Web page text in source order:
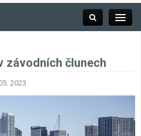
Závodní série
závodních člunech
2023